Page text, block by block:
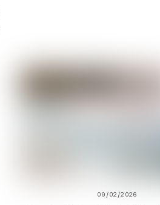
09/02/2026